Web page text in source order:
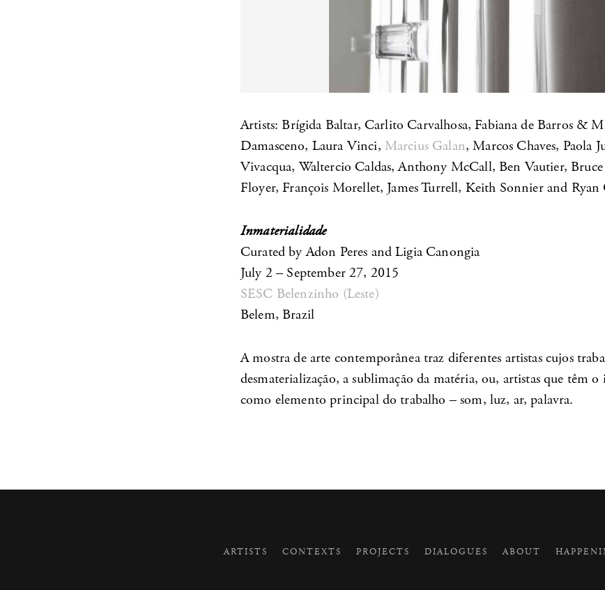
Artists: Brígida Baltar, Carlito Carvalhosa, Fabiana de Barros &
Damasceno, Laura Vinci, Marcius Galan, Marcos Chaves, Paola
Vivacqua, Waltercio Caldas, Anthony McCall, Ben Vautier,
Floyer, François Morellet, James Turrell, Keith Sonnier and Ryan
Inmaterialidade
Curated by Adon Peres and Ligia Canongia
July 2 – September 27, 2015
SESC Belenzinho (Leste)
Belem, Brazil
A mostra de arte contemporânea traz diferentes artistas cujos
desmaterialização, a sublimação da matéria, ou, artistas que têm
como elemento principal do trabalho – som, luz, ar, palavra.
ARTISTS CONTEXTS PROJECTS DIALOGUES ABOUT